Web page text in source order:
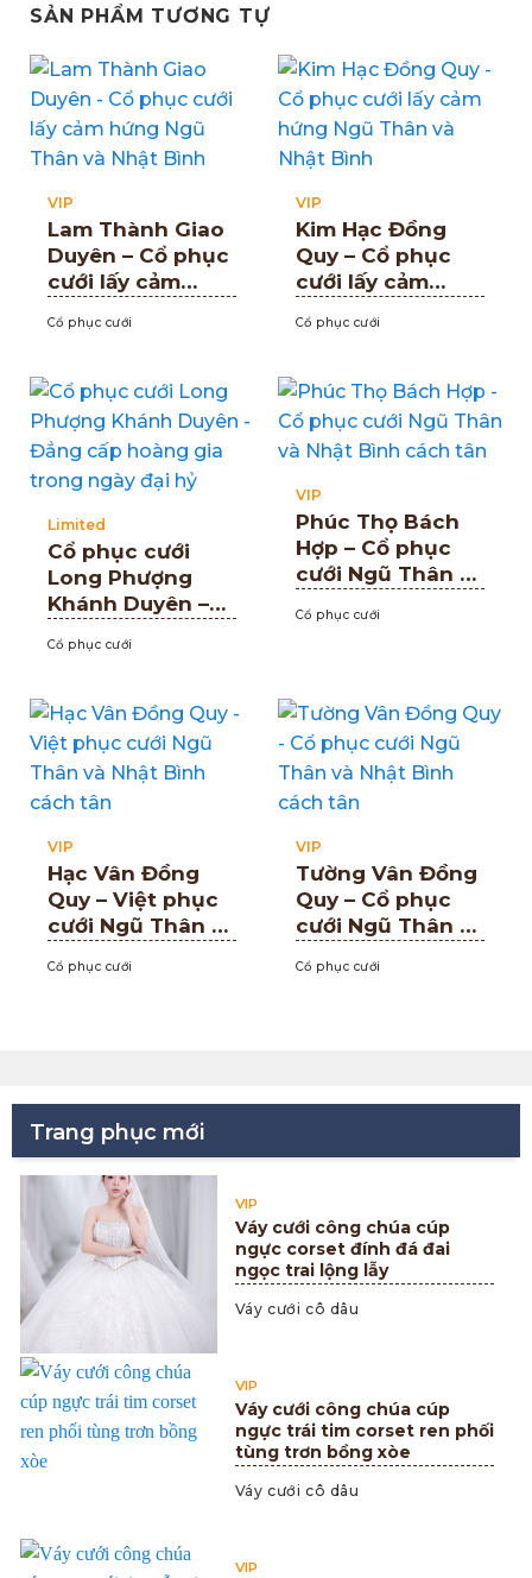
Trang phục mới
VIP
Váy cưới công chúa cúp
ngực corset đính đá đai
ngọc trai lộng lẫy
Váy cưới cô dâu
VIP
Váy cưới công chúa cúp
ngực trái tim corset ren phối
tùng trơn bồng xòe
Váy cưới cô dâu
VIP
SẢN PHẨM TƯƠNG TỰ
VIP
Lam Thành Giao
Duyên – Cổ phục
cưới lấy cảm
và Nhật Bình
Cổ phục cưới
VIP
Kim Hạc Đồng
Quy – Cổ phục
cưới lấy cảm
và Nhật Bình
Cổ phục cưới
Limited
Cổ phục cưới
Long Phượng
Khánh Duyên –
gia trong ngày
Cổ phục cưới
VIP
Phúc Thọ Bách
Hợp – Cổ phục
cưới Ngũ Thân và
tân
Cổ phục cưới
VIP
Hạc Vân Đồng
Quy – Việt phục
cưới Ngũ Thân và
tân
Cổ phục cưới
VIP
Tường Vân Đồng
Quy – Cổ phục
cưới Ngũ Thân và
tân
Cổ phục cưới